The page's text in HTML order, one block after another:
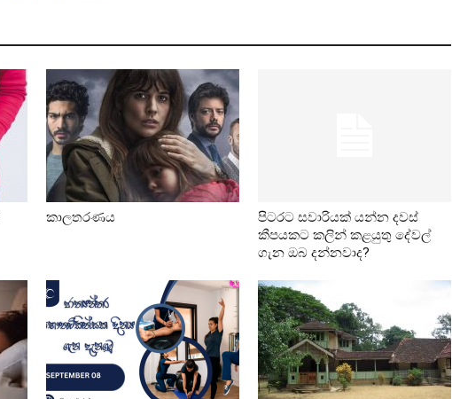
කාලතරණය
පිටරට සවාරියක් යන්න දවස්
කීපයකට කලින් කළයුතු දේවල්
ගැන ඔබ දන්නවාද?